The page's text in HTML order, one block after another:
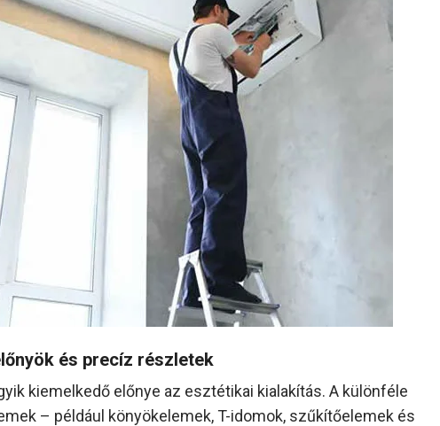
és precíz részletek
kiemelkedő előnye az esztétikai kialakítás. A különféle
– például könyökelemek, T-idomok, szűkítőelemek és